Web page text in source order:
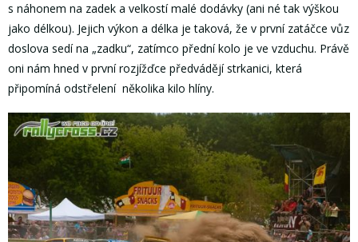
s náhonem na zadek a velkostí malé dodávky (ani né tak výškou
jako délkou). Jejich výkon a délka je taková, že v první zatáčce vůz
doslova sedí na „zadku“, zatímco přední kolo je ve vzduchu. Právě
oni nám hned v první rozjížďce předvádějí strkanici, která
připomíná odstřelení několika kilo hlíny.